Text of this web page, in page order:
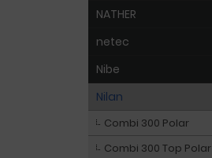
NATHER
netec
Nibe
Nilan
Combi 300 Polar
Combi 300 Top Polar